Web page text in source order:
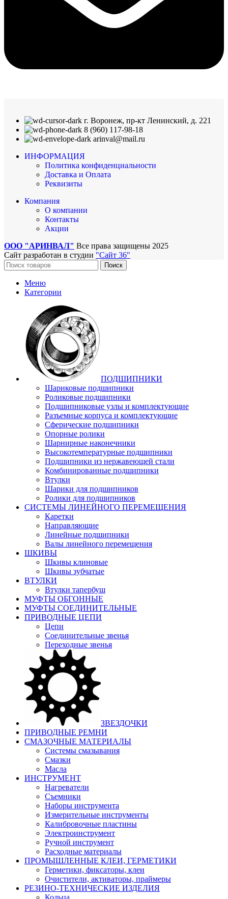
г. Воронеж, пр-кт Ленинский, д. 221
8 (960) 117-98-18
arinval@mail.ru
ИНФОРМАЦИЯ
Политика конфиденциальности
Доставка и Оплата
Реквизиты
Компания
О компании
Контакты
Акции
ООО "АРИНВАЛ" Все права защищены 2025
Сайт разработан в студии "Сайт 36"
Поиск
Меню
Категории
ПОДШИПНИКИ
Шариковые подшипники
Роликовые подшипники
Подшипниковые узлы и комплектующие
Разъемные корпуса и комплектующие
Сферические подшипники
Опорные ролики
Шарнирные наконечники
Высокотемпературные подшипники
Подшипники из нержавеющей стали
Комбинированные подшипники
Втулки
Шарики для подшипников
Ролики для подшипников
СИСТЕМЫ ЛИНЕЙНОГО ПЕРЕМЕЩЕНИЯ
Каретки
Направляющие
Линейные подшипники
Валы линейного перемещения
ШКИВЫ
Шкивы клиновые
Шкивы зубчатые
ВТУЛКИ
Втулки тапербуш
МУФТЫ ОБГОННЫЕ
МУФТЫ СОЕДИНИТЕЛЬНЫЕ
ПРИВОДНЫЕ ЦЕПИ
Цепи
Соединительные звенья
Переходные звенья
ЗВЕЗДОЧКИ
ПРИВОДНЫЕ РЕМНИ
СМАЗОЧНЫЕ МАТЕРИАЛЫ
Системы смазывания
Смазки
Масла
ИНСТРУМЕНТ
Нагреватели
Съемники
Наборы инструмента
Измерительные инструменты
Калибровочные пластины
Электроинструмент
Ручной инструмент
Расходные материалы
ПРОМЫШЛЕННЫЕ КЛЕИ, ГЕРМЕТИКИ
Герметики, фиксаторы, клеи
Очистители, активаторы, праймеры
РЕЗИНО-ТЕХНИЧЕСКИЕ ИЗДЕЛИЯ